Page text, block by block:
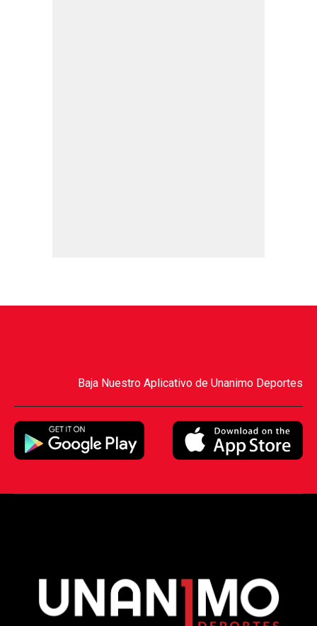
Baja Nuestro Aplicativo de Unanimo Deportes